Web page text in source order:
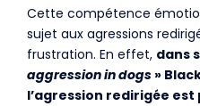
Cette compétence
sujet aux agressions
frustration. En effet, dans
aggression in dogs »
l’agression redirigée